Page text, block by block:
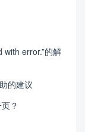
with error.”的解
的建议
？